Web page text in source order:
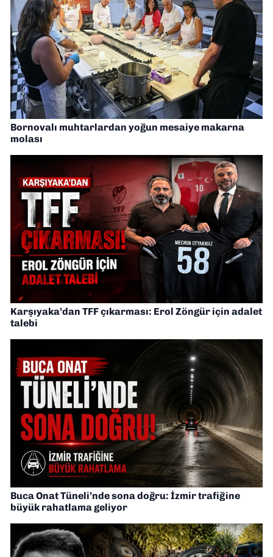
Bornovalı muhtarlardan yoğun mesaiye makarna
molası
Karşıyaka’dan TFF çıkarması: Erol Zöngür için adalet
talebi
Buca Onat Tüneli’nde sona doğru: İzmir trafiğine
büyük rahatlama geliyor